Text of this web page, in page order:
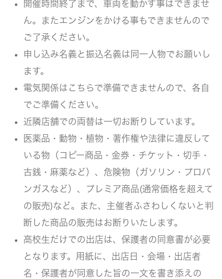
開催時間終了まで、車両を動かす事はできませ
ん。またエンジンをかける事もできませんので
ご了承ください。
申し込み名義と振込名義は同一人物でお願いし
ます。
電気関係はこちらで準備できませんので、各自
でご準備ください。
近隣店舗での両替は一切お断りしています。
医薬品・動物・植物・著作権や法律に違反して
いる物（コピー商品・金券・チケット・切手・
古銭・麻薬など）、危険物（ガソリン・プロパ
ンガスなど）、プレミア商品(通常価格を超えて
の販売)など。また、主催者ふさわしくないと判
断した商品の販売はお断りいたします。
高校生だけでの出店は、保護者の同意書が必要
となります。用紙に、出店日・会場・出店者
名・保護者が同意した旨の一文を書き添えの